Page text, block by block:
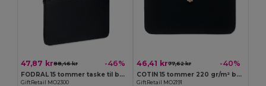
47,87 kr88,46 kr -46%
FODRAL 15 tommer taske til bærbar compute
GiftRetail MO2300
46,41 kr77,62 kr -40%
COTIN 15 tommer 220 gr/m² bomuldspose
GiftRetail MO2191